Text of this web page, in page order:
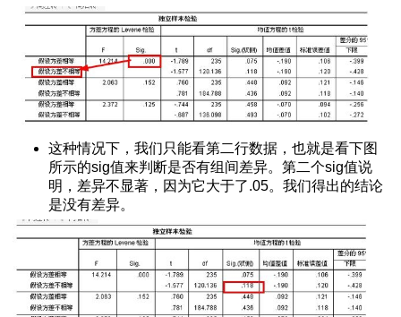
程如下
Of-Process
析结果
加交互项
T检验的结果
教程)
百分比
这种情况下，我们只能看第二行数据，也就是看下图
所示的sig值来判断是否有组间差异。第二个sig值说
明，差异不显著，因为它大于了.05。我们得出的结论
是没有差异。